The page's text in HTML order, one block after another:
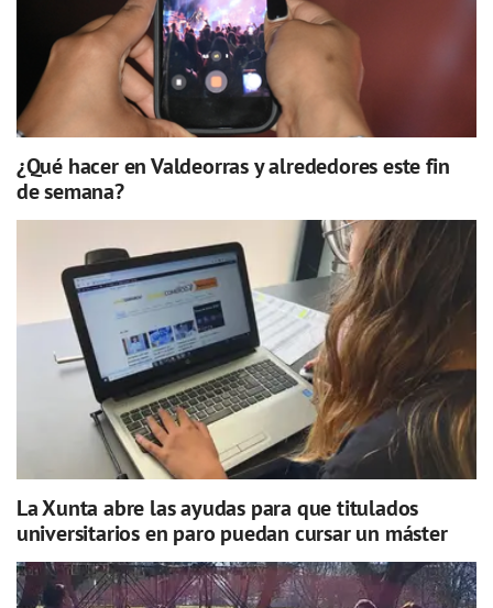
¿Qué hacer en Valdeorras y alrededores este fin
de semana?
La Xunta abre las ayudas para que titulados
universitarios en paro puedan cursar un máster